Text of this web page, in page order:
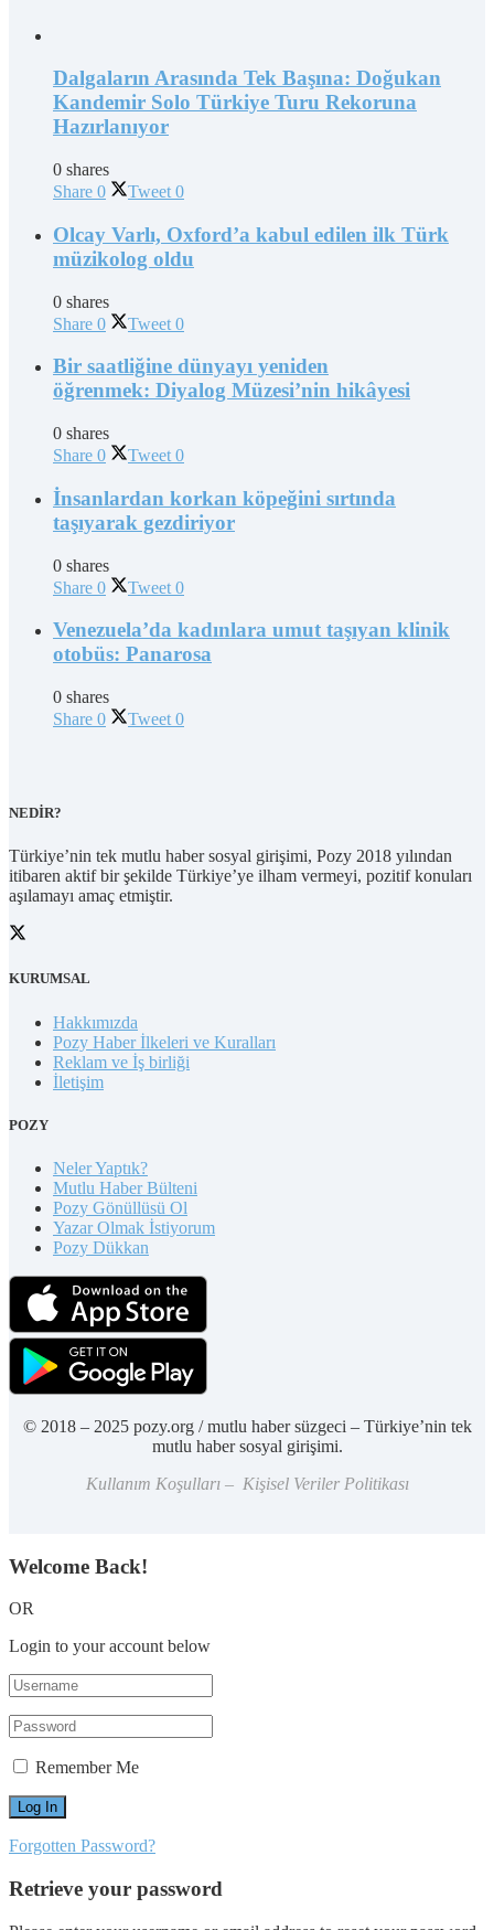
Dalgaların Arasında Tek Başına: Doğukan
Kandemir Solo Türkiye Turu Rekoruna
Hazırlanıyor
0 shares
Share 0 Tweet 0
Olcay Varlı, Oxford’a kabul edilen ilk Türk
müzikolog oldu
0 shares
Share 0 Tweet 0
Bir saatliğine dünyayı yeniden
öğrenmek: Diyalog Müzesi’nin hikâyesi
0 shares
Share 0 Tweet 0
İnsanlardan korkan köpeğini sırtında
taşıyarak gezdiriyor
0 shares
Share 0 Tweet 0
Venezuela’da kadınlara umut taşıyan klinik
otobüs: Panarosa
0 shares
Share 0 Tweet 0
NEDİR?
Türkiye’nin tek mutlu haber sosyal girişimi, Pozy 2018 yılından
itibaren aktif bir şekilde Türkiye’ye ilham vermeyi, pozitif konuları
aşılamayı amaç etmiştir.
KURUMSAL
Hakkımızda
Pozy Haber İlkeleri ve Kuralları
Reklam ve İş birliği
İletişim
POZY
Neler Yaptık?
Mutlu Haber Bülteni
Pozy Gönüllüsü Ol
Yazar Olmak İstiyorum
Pozy Dükkan
© 2018 – 2025 pozy.org / mutlu haber süzgeci – Türkiye’nin tek
mutlu haber sosyal girişimi.
Kullanım Koşulları – Kişisel Veriler Politikası
Welcome Back!
OR
Login to your account below
Remember Me
Forgotten Password?
Retrieve your password